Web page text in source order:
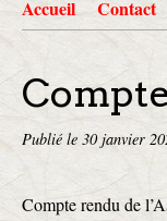
Accueil Contact
Publié le 30 janvier
Compte rendu de